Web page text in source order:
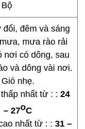
đổi, đêm và sáng
mưa rào rải
nơi có dông, sau
và dông vài nơi.
Gió nhẹ.
nhất từ : : 24
– 27oC
nhất từ : : 31 –